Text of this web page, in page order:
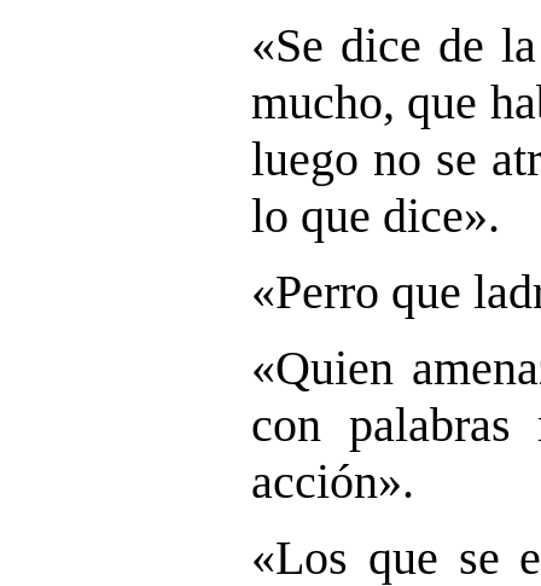
«Se dice de
mucho, que
luego no se
lo que dice».
«Perro que
«Quien
con
acción».
«Los que se